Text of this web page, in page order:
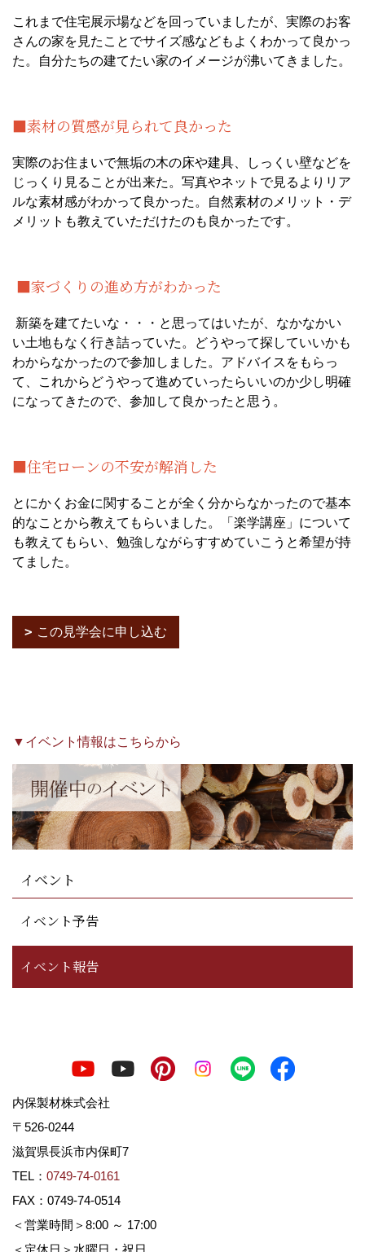
これまで住宅展示場などを回っていましたが、実際のお客
さんの家を見たことでサイズ感などもよくわかって良かっ
た。自分たちの建てたい家のイメージが沸いてきました。
■素材の質感が見られて良かった
実際のお住まいで無垢の木の床や建具、しっくい壁などを
じっくり見ることが出来た。写真やネットで見るよりリア
ルな素材感がわかって良かった。自然素材のメリット・デ
メリットも教えていただけたのも良かったです。
■家づくりの進め方がわかった
新築を建てたいな・・・と思ってはいたが、なかなかい
い土地もなく行き詰っていた。どうやって探していいかも
わからなかったので参加しました。アドバイスをもらっ
て、これからどうやって進めていったらいいのか少し明確
になってきたので、参加して良かったと思う。
■住宅ローンの不安が解消した
とにかくお金に関することが全く分からなかったので基本
的なことから教えてもらいました。「楽学講座」について
も教えてもらい、勉強しながらすすめていこうと希望が持
てました。
この見学会に申し込む
▼イベント情報はこちらから
イベント
イベント予告
イベント報告
内保製材株式会社
〒526-0244
滋賀県長浜市内保町7
TEL： 0749-74-0161
FAX：0749-74-0514
＜営業時間＞8:00 ～ 17:00
＜定休日＞水曜日・祝日